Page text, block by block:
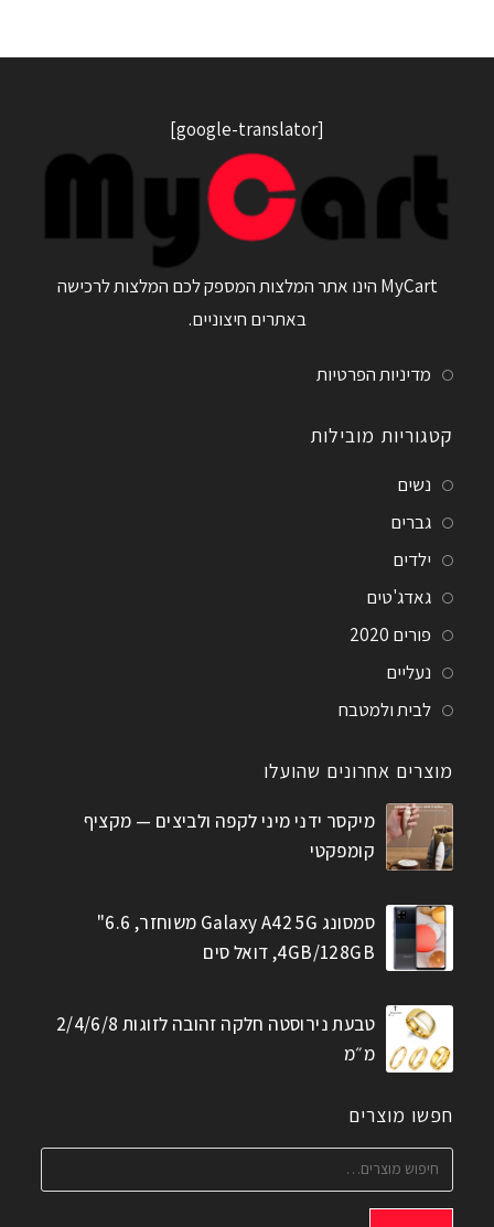
[google-translator]
MyCart הינו אתר המלצות המספק לכם המלצות לרכישה
באתרים חיצוניים.
מדיניות הפרטיות
קטגוריות מובילות
נשים
גברים
ילדים
גאדג'טים
פורים 2020
נעליים
לבית ולמטבח
מוצרים אחרונים שהועלו
מיקסר ידני מיני לקפה ולביצים — מקציף
קומפקטי
סמסונג Galaxy A42 5G משוחזר, 6.6"
4GB/128GB, דואל סים
טבעת נירוסטה חלקה זהובה לזוגות 2/4/6/8
מ״מ
חפשו מוצרים